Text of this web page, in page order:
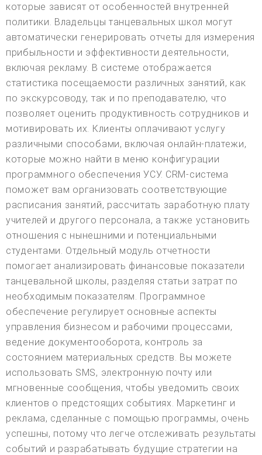
которые зависят от особенностей внутренней
политики. Владельцы танцевальных школ могут
автоматически генерировать отчеты для измерения
прибыльности и эффективности деятельности,
включая рекламу. В системе отображается
статистика посещаемости различных занятий, как
по экскурсоводу, так и по преподавателю, что
позволяет оценить продуктивность сотрудников и
мотивировать их. Клиенты оплачивают услугу
различными способами, включая онлайн-платежи,
которые можно найти в меню конфигурации
программного обеспечения УСУ. CRM-система
поможет вам организовать соответствующие
расписания занятий, рассчитать заработную плату
учителей и другого персонала, а также установить
отношения с нынешними и потенциальными
студентами. Отдельный модуль отчетности
помогает анализировать финансовые показатели
танцевальной школы, разделяя статьи затрат по
необходимым показателям. Программное
обеспечение регулирует основные аспекты
управления бизнесом и рабочими процессами,
ведение документооборота, контроль за
состоянием материальных средств. Вы можете
использовать SMS, электронную почту или
мгновенные сообщения, чтобы уведомить своих
клиентов о предстоящих событиях. Маркетинг и
реклама, сделанные с помощью программы, очень
успешны, потому что легче отслеживать результаты
событий и разрабатывать будущие стратегии на